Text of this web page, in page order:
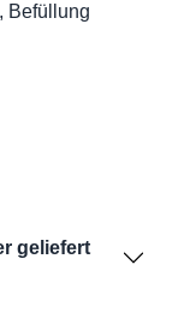
Befüllung
geliefert